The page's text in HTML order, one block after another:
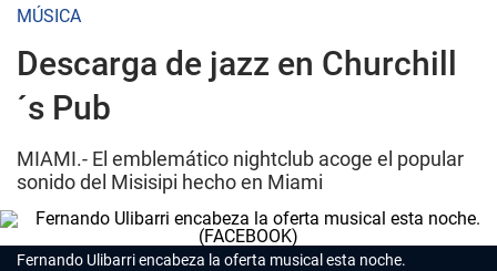
MÚSICA
Descarga de jazz en Churchill
´s Pub
MIAMI.- El emblemático nightclub acoge el popular
sonido del Misisipi hecho en Miami
Fernando Ulibarri encabeza la oferta musical esta noche.